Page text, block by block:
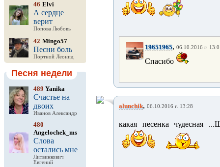
46 Elvi
А сердце
верит
Попова Любовь
42 Mingo57
Песни боль
Портной Леонид
Песня недели
489 Yanika
Счастье на
двоих
Иванов Александр
480
Angelochek_ms
Слова
остались мне
Литвинкович
Евгений
19651965, 06.10.2016 г.
Спасибо
alunchik, 06.10.2016 г. 13:28
какая песенка чудесная